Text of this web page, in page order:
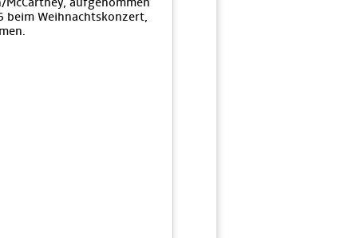
beim Weihnachtskonzert,